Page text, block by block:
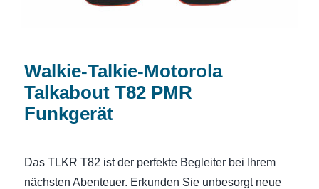
Walkie-Talkie-Motorola
Talkabout T82 PMR
Funkgerät
Das TLKR T82 ist der perfekte Begleiter bei Ihrem
nächsten Abenteuer. Erkunden Sie unbesorgt neue